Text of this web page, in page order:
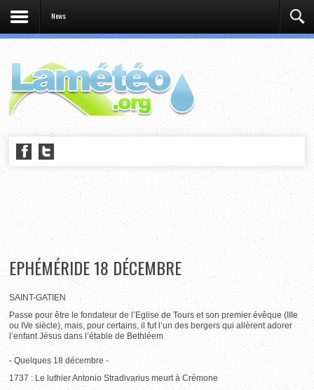
News
EPHÉMÉRIDE 18 DÉCEMBRE
SAINT-GATIEN
Passe pour être le fondateur de l’Eglise de Tours et son premier évêque (IIIe
ou IVe siècle), mais, pour certains, il fut l’un des bergers qui allèrent adorer
l’enfant Jésus dans l’étable de Bethléem
- Quelques 18 décembre -
1737 : Le luthier Antonio Stradivarius meurt à Crémone